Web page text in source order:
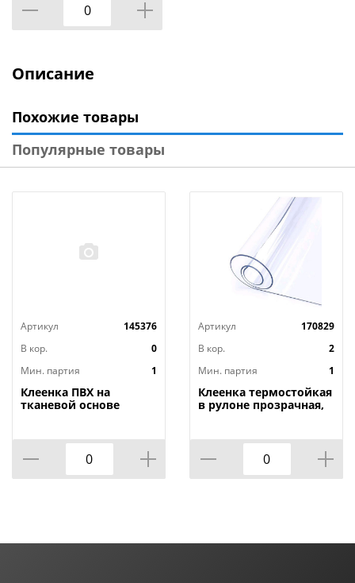
Описание
Похожие товары
Популярные товары
Артикул
145376
В кор.
0
Мин. партия
1
Клеенка ПВХ на
тканевой основе
потертости, грязные
края
Артикул
170829
В кор.
2
Мин. партия
1
Клеенка термостойкая
в рулоне прозрачная,
HOZBAT